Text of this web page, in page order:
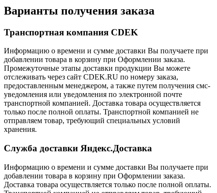
Варианты получения заказа
Транспортная компания CDEK
Информацию о времени и сумме доставки Вы получаете при
добавлении товара в корзину при Оформлении заказа.
Промежуточные этапы доставки продукции Вы можете
отслеживать через сайт CDEK.RU по номеру заказа,
предоставленным менеджером, а также путем получения смс-
уведомления или уведомления по электронной почте
транспортной компанией. Доставка товара осуществляется
только после полной оплаты. Транспортной компанией не
отправляем товар, требующий специальных условий
хранения.
Служба доставки Яндекс.Доставка
Информацию о времени и сумме доставки Вы получаете при
добавлении товара в корзину при Оформлении заказа.
Доставка товара осуществляется только после полной оплаты.